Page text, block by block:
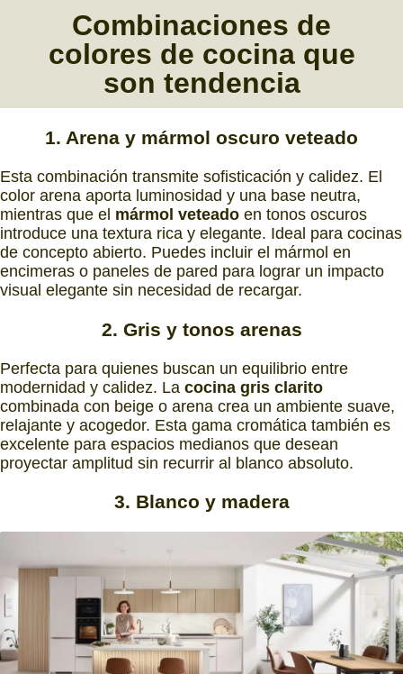
Combinaciones de
colores de cocinaque
son tendencia
1. Arena y mármol oscuro veteado
Esta combinación transmite sofisticación y calidez. El
color arena aporta luminosidad y una base neutra,
mientras que el mármol veteado en tonos oscuros
introduce una textura rica y elegante. Ideal para cocinas
de concepto abierto. Puedes incluir el mármol en
encimeras o paneles de pared para lograr un impacto
visual elegante sin necesidad de recargar.
2. Gris y tonos arenas
Perfecta para quienes buscan un equilibrio entre
modernidad y calidez. La cocina gris clarito
combinada con beige o arena crea un ambiente suave,
relajante y acogedor. Esta gama cromática también es
excelente para espacios medianos que desean
proyectar amplitud sin recurrir al blanco absoluto.
3. Blanco y madera